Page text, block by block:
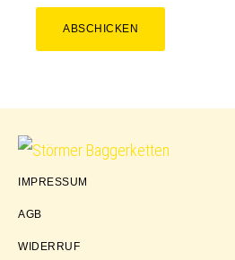
ABSCHICKEN
Störmer
IMPRESSUM
AGB
WIDERRUF